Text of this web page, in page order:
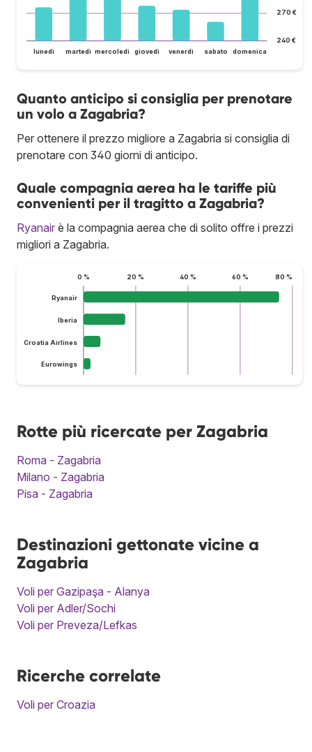
240 €
270 €
lunedì martedì mercoledì giovedì venerdì sabato domenica
Quanto anticipo si consiglia per prenotare
un volo a Zagabria?
Per ottenere il prezzo migliore a Zagabria si consiglia di
prenotare con 340 giorni di anticipo.
Quale compagnia aerea ha le tariffe più
convenienti per il tragitto a Zagabria?
Ryanair è la compagnia aerea che di solito offre i prezzi
migliori a Zagabria.
0 % 20 % 40 % 60 % 80 %
Ryanair
Iberia
Croatia Airlines
Eurowings
Rotte più ricercate per Zagabria
Roma - Zagabria
Milano - Zagabria
Pisa - Zagabria
Destinazioni gettonate vicine a
Zagabria
Voli per Gazipaşa - Alanya
Voli per Adler/Sochi
Voli per Preveza/Lefkas
Ricerche correlate
Voli per Croazia